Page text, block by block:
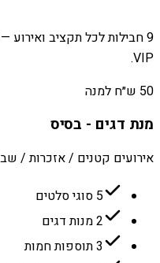
9 חבילות לכל תקציב ואירוע
VIP.
50 ש״ח למנה
מנת דגים - בסיס
אירועים קטנים / אזכרות /
5 סוגי סלטים
2 מנות דגים
3 תוספות חמות